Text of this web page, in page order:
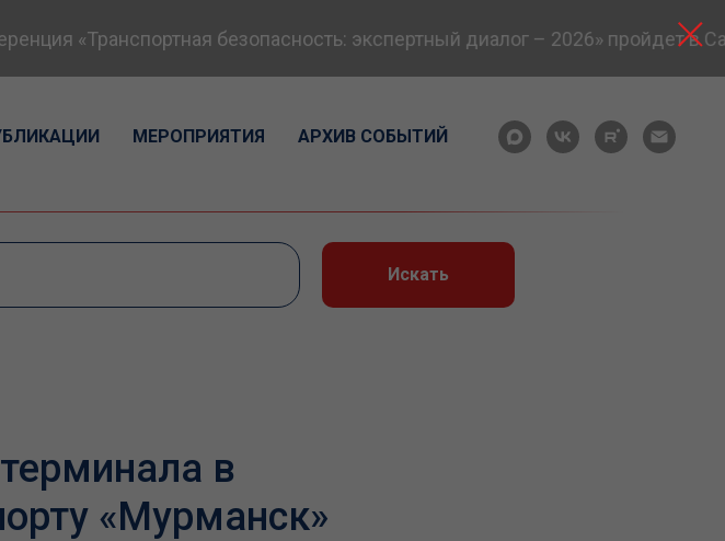
«Транспортная безопасность: экспертный диалог – 2026» пройдет в
МЕРОПРИЯТИЯ АРХИВ СОБЫТИЙ
Искать
в
«Мурманск»